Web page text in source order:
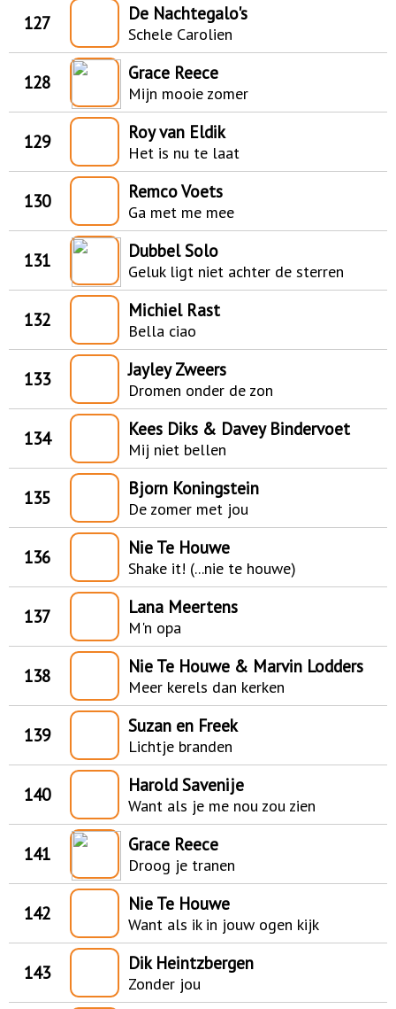
127 De Nachtegalo's
Schele Carolien
128 Grace Reece
Mijn mooie zomer
129 Roy van Eldik
Het is nu te laat
130 Remco Voets
Ga met me mee
131 Dubbel Solo
Geluk ligt niet achter de sterren
132 Michiel Rast
Bella ciao
133 Jayley Zweers
Dromen onder de zon
134 Kees Diks & Davey Bindervoet
Mij niet bellen
135 Bjorn Koningstein
De zomer met jou
136 Nie Te Houwe
Shake it! (...nie te houwe)
137 Lana Meertens
M'n opa
138 Nie Te Houwe & Marvin Lodders
Meer kerels dan kerken
139 Suzan en Freek
Lichtje branden
140 Harold Savenije
Want als je me nou zou zien
141 Grace Reece
Droog je tranen
142 Nie Te Houwe
Want als ik in jouw ogen kijk
143 Dik Heintzbergen
Zonder jou